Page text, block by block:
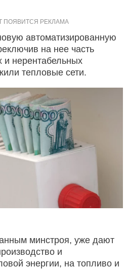
автоматизированную
на нее часть
и нерентабельных
тепловые сети.
минстроя, уже дают
и
энергии, на топливо и